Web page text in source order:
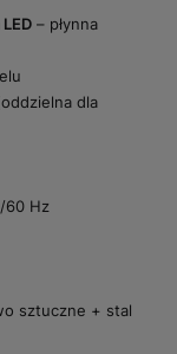
LED – płynna
dla
60 Hz
sztuczne + stal